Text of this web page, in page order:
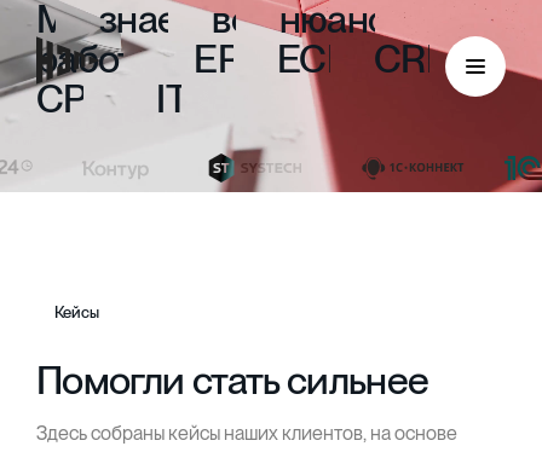
Мызнаемвсенюансы
работыс ERP, ECM,
CRM,
CPM
ITIL
Кейсы
Помогли стать сильнее
Здесь собраны кейсы наших клиентов, на основе